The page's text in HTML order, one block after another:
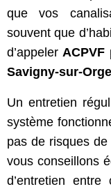
que vos
souvent que
d’appelerACPVF
Savigny-sur-Orge
Un entretien
système
pas de risques
vous conseillons
d’entretien entre